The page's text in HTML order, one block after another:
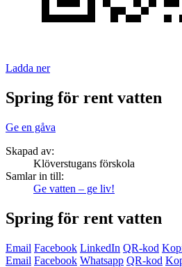
Ladda ner
Spring för rent vatten
Ge en gåva
Skapad av:
Klöverstugans förskola
Samlar in till:
Ge vatten – ge liv!
Spring för rent vatten
Email Facebook LinkedIn QR-kod
Email Facebook Whatsapp QR-kod